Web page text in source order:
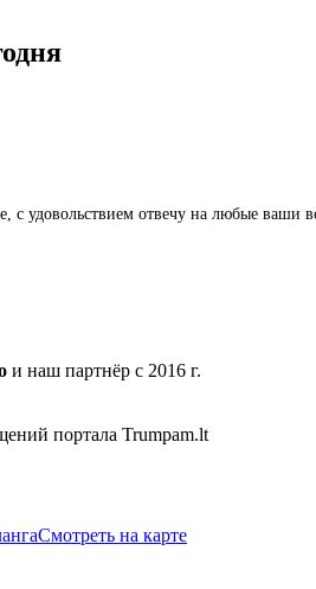
с удовольствием отвечу на любые
и наш партнёр с 2016 г.
портала Trumpam.lt
Смотреть на карте